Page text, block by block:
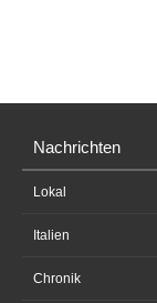
Nachrichten
Lokal
Italien
Chronik